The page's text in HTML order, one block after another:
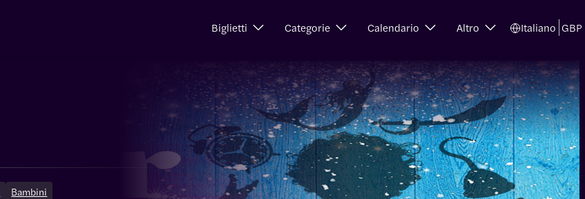
Biglietti Categorie Calendario Altro Italiano GBP
Bambini